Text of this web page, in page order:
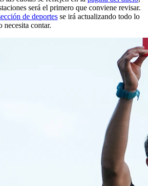
será el primero que conviene revisar.
de deportes se irá actualizando todo lo
necesita contar.